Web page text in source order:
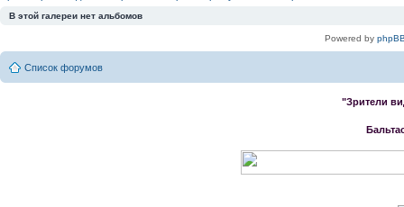
В этой галереи нет альбомов
Powered by
Список форумов
"Зрители